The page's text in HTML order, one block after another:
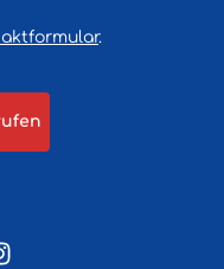
.